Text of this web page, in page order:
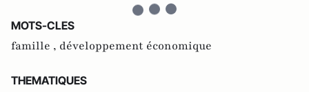
MOTS-CLES
famille , développement économique
THEMATIQUES